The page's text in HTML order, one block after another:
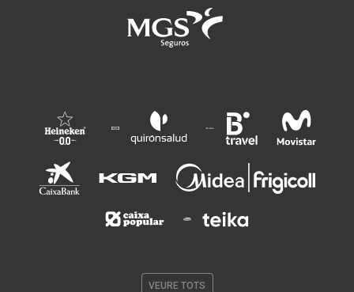
VEURE TOTS